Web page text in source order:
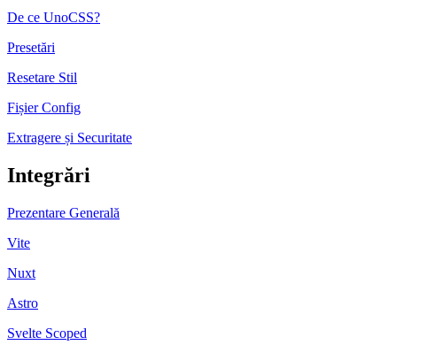
De ce UnoCSS?
Presetări
Resetare Stil
Fișier Config
Extragere și Securitate
Integrări
Prezentare Generală
Vite
Nuxt
Astro
Svelte Scoped